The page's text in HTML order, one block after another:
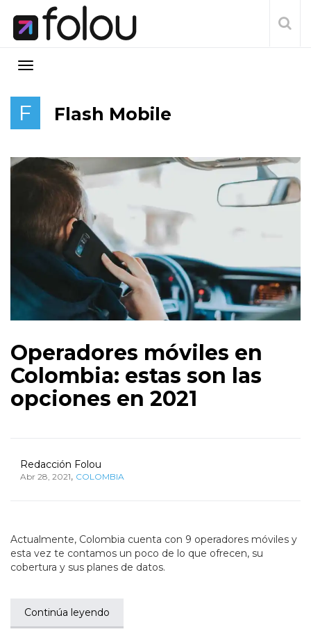
F Flash Mobile
Operadores móviles en
Colombia: estas son las
opciones en 2021
Redacción Folou
Abr 28, 2021, COLOMBIA
Actualmente, Colombia cuenta con 9 operadores móviles y
esta vez te contamos un poco de lo que ofrecen, su
cobertura y sus planes de datos.
Continúa leyendo